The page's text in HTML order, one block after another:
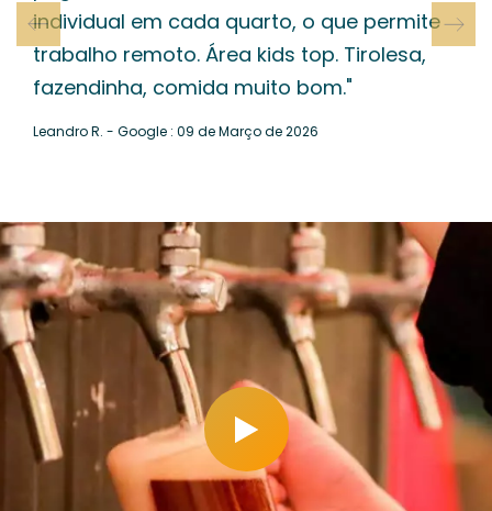
individual em cada quarto, o que permite
trabalho remoto. Área kids top. Tirolesa,
fazendinha, comida muito bom."
Leandro R. - Google : 09 de Março de 2026